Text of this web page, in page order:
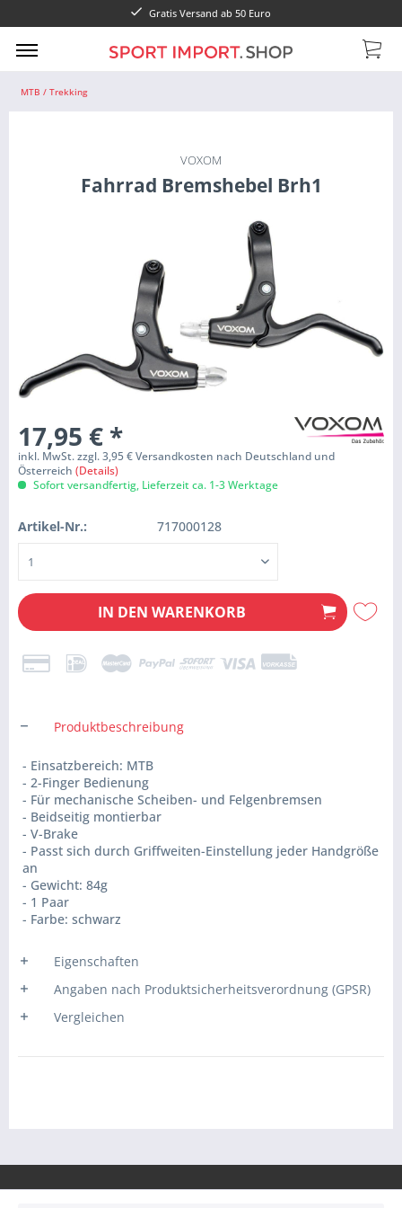
Gratis Versand ab 50 Euro
MTB / Trekking
VOXOM
Fahrrad Bremshebel Brh1
17,95 € *
inkl. MwSt. zzgl. 3,95 € Versandkosten nach Deutschland und
Österreich (Details)
Sofort versandfertig, Lieferzeit ca. 1-3 Werktage
Artikel-Nr.: 717000128
IN DEN WARENKORB
Produktbeschreibung
- Einsatzbereich: MTB
- 2-Finger Bedienung
- Für mechanische Scheiben- und Felgenbremsen
- Beidseitig montierbar
- V-Brake
- Passt sich durch Griffweiten-Einstellung jeder Handgröße
an
- Gewicht: 84g
- 1 Paar
- Farbe: schwarz
Eigenschaften
Angaben nach Produktsicherheitsverordnung (GPSR)
Vergleichen